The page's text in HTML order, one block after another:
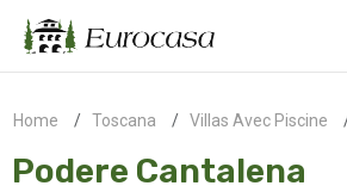
Home Toscana Villas Avec Piscine
Podere Cantalena